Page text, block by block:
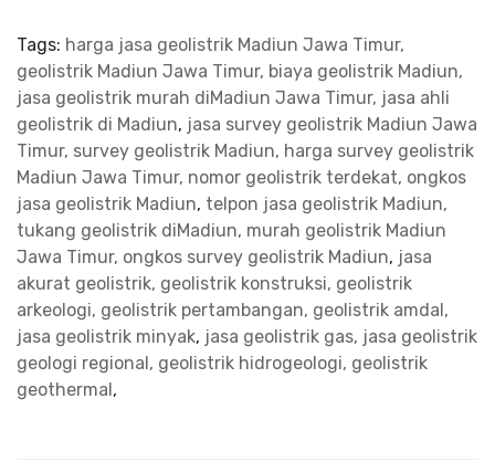
Tags: harga jasa geolistrik Madiun Jawa Timur,
geolistrik Madiun Jawa Timur, biaya geolistrik Madiun,
jasa geolistrik murah diMadiun Jawa Timur, jasa ahli
geolistrik di Madiun, jasa survey geolistrik Madiun Jawa
Timur, survey geolistrik Madiun, harga survey geolistrik
Madiun Jawa Timur, nomor geolistrik terdekat, ongkos
jasa geolistrik Madiun, telpon jasa geolistrik Madiun,
tukang geolistrik diMadiun, murah geolistrik Madiun
Jawa Timur, ongkos survey geolistrik Madiun, jasa
akurat geolistrik, geolistrik konstruksi, geolistrik
arkeologi, geolistrik pertambangan, geolistrik amdal,
jasa geolistrik minyak, jasa geolistrik gas, jasa geolistrik
geologi regional, geolistrik hidrogeologi, geolistrik
geothermal ,